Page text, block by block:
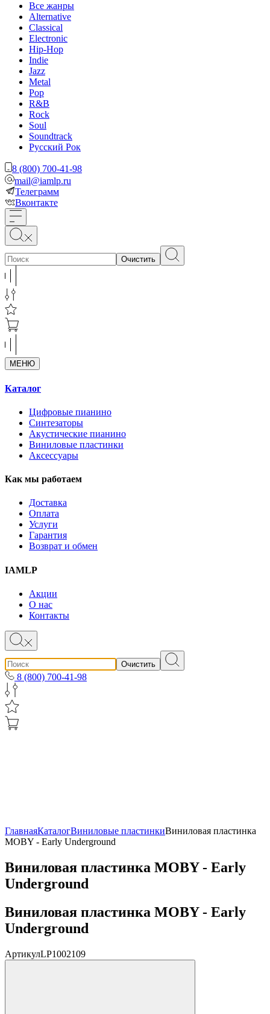
Все жанры
Alternative
Classical
Electronic
Hip-Hop
Indie
Jazz
Metal
Pop
R&B
Rock
Soul
Soundtrack
Русский Рок
8 (800) 700-41-98
mail@iamlp.ru
Телеграмм
Вконтакте
Очистить
МЕНЮ
Каталог
Цифровые пианино
Синтезаторы
Акустические пианино
Виниловые пластинки
Аксессуары
Как мы работаем
Доставка
Оплата
Услуги
Гарантия
Возврат и обмен
IAMLP
Акции
О нас
Контакты
Очистить
8 (800) 700-41-98
ГлавнаяКаталогВиниловые пластинкиВиниловая пластинка
MOBY - Early Underground
Виниловая пластинка MOBY - Early
Underground
Виниловая пластинка MOBY - Early
Underground
АртикулLP1002109